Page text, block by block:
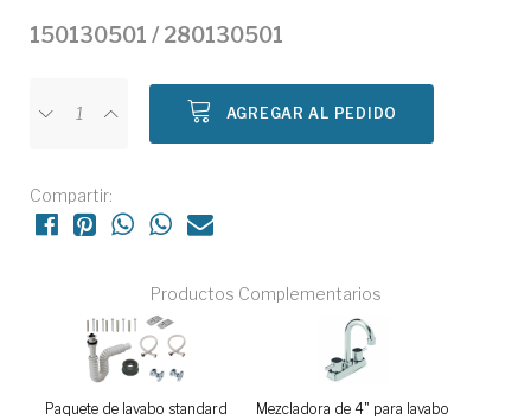
150130501 / 280130501
AGREGAR AL PEDIDO
Compartir:
Productos Complementarios
Paquete de lavabo standard
Mezcladora de 4" para lavabo